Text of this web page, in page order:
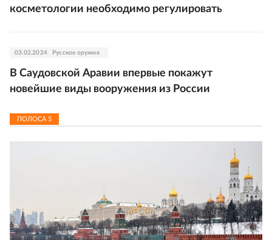
косметологии необходимо регулировать
03.02.2024 Русское оружие
В Саудовской Аравии впервые покажут
новейшие виды вооружения из России
ПОЛОСА5